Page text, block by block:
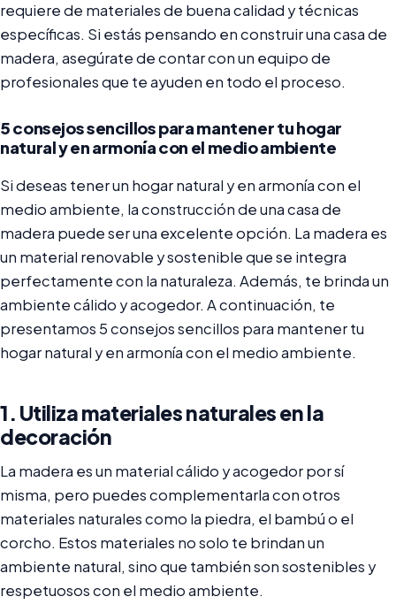
requiere de materiales de buena calidad y técnicas
específicas. Si estás pensando en construir una casa de
madera, asegúrate de contar con un equipo de
profesionales que te ayuden en todo el proceso.
5 consejos sencillos para mantener tu hogar
natural y en armonía con el medio ambiente
Si deseas tener un hogar natural y en armonía con el
medio ambiente, la construcción de una casa de
madera puede ser una excelente opción. La madera es
un material renovable y sostenible que se integra
perfectamente con la naturaleza. Además, te brinda un
ambiente cálido y acogedor. A continuación, te
presentamos 5 consejos sencillos para mantener tu
hogar natural y en armonía con el medio ambiente.
1. Utiliza materiales naturales en la
decoración
La madera es un material cálido y acogedor por sí
misma, pero puedes complementarla con otros
materiales naturales como la piedra, el bambú o el
corcho. Estos materiales no solo te brindan un
ambiente natural, sino que también son sostenibles y
respetuosos con el medio ambiente.